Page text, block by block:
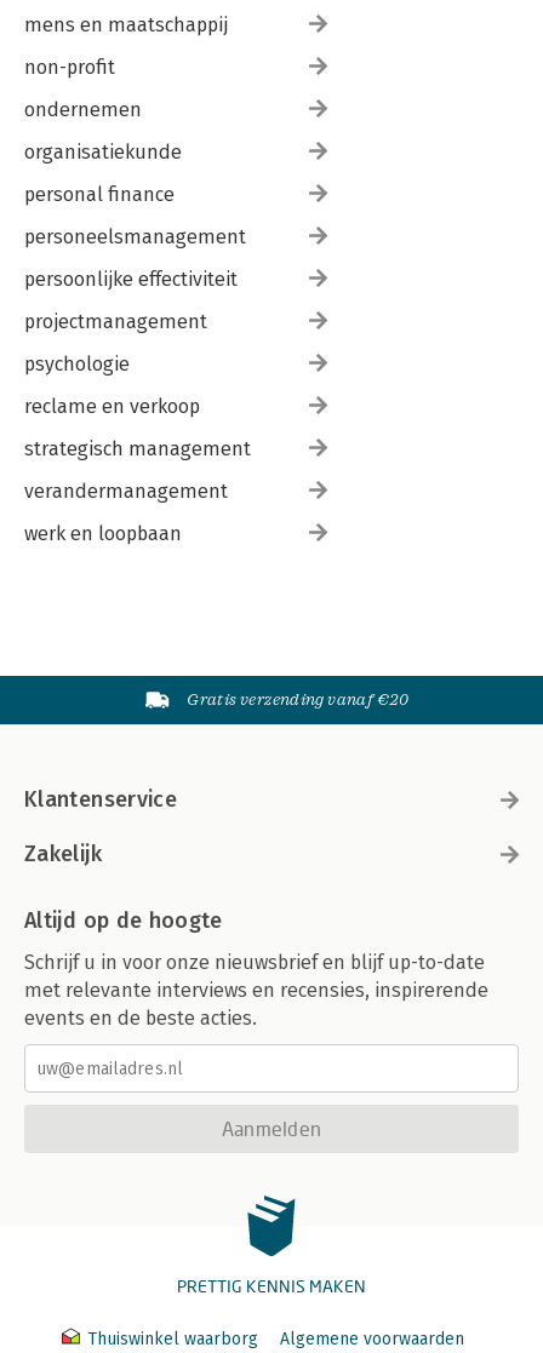
mens en maatschappij
non-profit
ondernemen
organisatiekunde
personal finance
personeelsmanagement
persoonlijke effectiviteit
projectmanagement
psychologie
reclame en verkoop
strategisch management
verandermanagement
werk en loopbaan
Gratis verzending vanaf €20
Klantenservice
Zakelijk
Altijd op de hoogte
Schrijf u in voor onze nieuwsbrief en blijf up-to-date
met relevante interviews en recensies, inspirerende
events en de beste acties.
Aanmelden
PRETTIG KENNIS MAKEN
Thuiswinkel waarborg Algemene voorwaarden